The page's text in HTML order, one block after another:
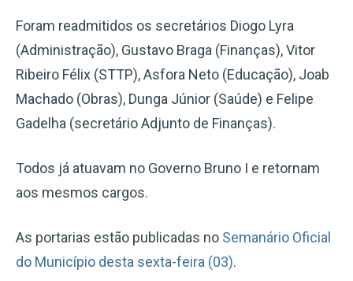
Foram readmitidos os secretários Diogo Lyra
(Administração), Gustavo Braga (Finanças), Vitor
Ribeiro Félix (STTP), Asfora Neto (Educação), Joab
Machado (Obras), Dunga Júnior (Saúde) e Felipe
Gadelha (secretário Adjunto de Finanças).
Todos já atuavam no Governo Bruno I e retornam
aos mesmos cargos.
As portarias estão publicadas no Semanário Oficial
do Município desta sexta-feira (03).